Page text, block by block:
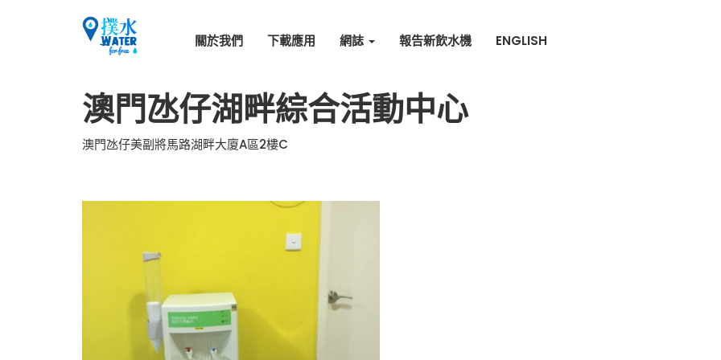
關於我們 下載應用 網誌 報告新飲水機 ENGLISH
澳門氹仔湖畔綜合活動中心
澳門氹仔美副將馬路湖畔大廈A區2樓C